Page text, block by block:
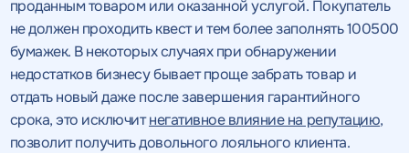
проданным товаром или оказанной услугой. Покупатель
не должен проходить квест и тем более заполнять 100500
бумажек. В некоторых случаях при обнаружении
недостатков бизнесу бывает проще забрать товар и
отдать новый даже после завершения гарантийного
срока, это исключитнегативное влияние на репутацию,
позволит получить довольного лояльного клиента.